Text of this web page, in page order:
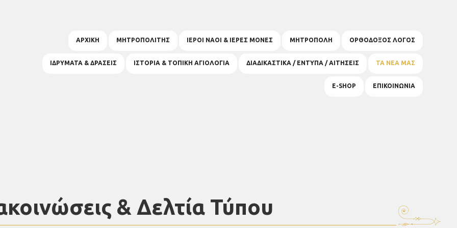
ΑΡΧΙΚΗ ΜΗΤΡΟΠΟΛΙΤΗΣ ΙΕΡΟΙ ΝΑΟΙ & ΙΕΡΕΣ ΜΟΝΕΣ ΜΗΤΡΟΠΟΛΗ ΟΡΘΟΔΟΞΟΣ ΛΟΓΟΣ
ΙΔΡΥΜΑΤΑ & ΔΡΑΣΕΙΣ ΙΣΤΟΡΙΑ & ΤΟΠΙΚΗ ΑΓΙΟΛΟΓΙΑ ΔΙΑΔΙΚΑΣΤΙΚΑ / ΕΝΤΥΠΑ / ΑΙΤΗΣΕΙΣ ΤΑ ΝΕΑ ΜΑΣ
E-SHOP ΕΠΙΚΟΙΝΩΝΙΑ
& Δελτία Τύπου